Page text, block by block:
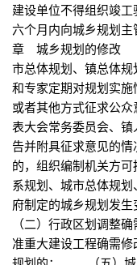
建设单位不得组织竣
六个月内向城乡规划
章 城乡规划的修改
市总体规划、镇总体
和专家定期对规划实
或者其他方式征求公
表大会常务委员会、
告并附具征求意见
的，组织编制机关方
系规划、城市总体规
府制定的城乡规划发
（二）行政区划调
准重大建设工程确需